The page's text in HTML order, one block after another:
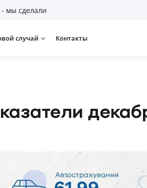
мы сделали
случай Контакты